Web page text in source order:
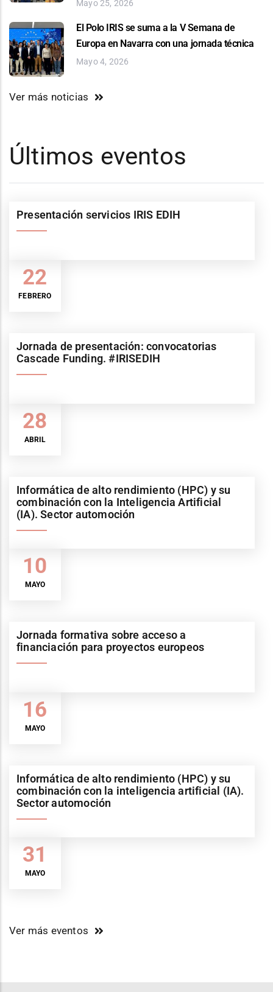
Mayo 25, 2026
El Polo IRIS se suma a la V Semana de
Europa en Navarra con una jornada técnica
Mayo 4, 2026
Ver más noticias
Últimos eventos
22
FEBRERO
Presentación servicios IRIS EDIH
28
ABRIL
Jornada de presentación: convocatorias
Cascade Funding. #IRISEDIH
10
MAYO
Informática de alto rendimiento (HPC) y su
combinación con la Inteligencia Artificial
(IA). Sector automoción
16
MAYO
Jornada formativa sobre acceso a
financiación para proyectos europeos
31
MAYO
Informática de alto rendimiento (HPC) y su
combinación con la inteligencia artificial (IA).
Sector automoción
Ver más eventos